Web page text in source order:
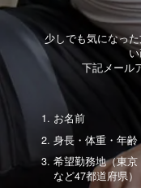
少しでも気になっ
下記メール
お名前
身長・体重・年齢
希望勤務地（東
など47都道府県）